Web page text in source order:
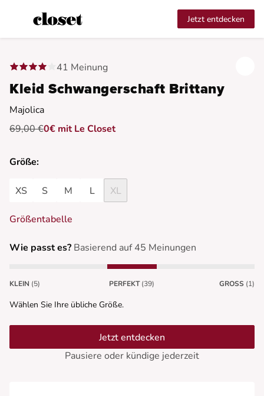
Jetzt entdecken
41 Meinung
Kleid Schwangerschaft Brittany
Majolica
69,00 €0€ mit Le Closet
Größe:
XS S M L XL
Größentabelle
Wie passt es? Basierend auf 45 Meinungen
KLEIN (5) PERFEKT (39) GROSS (1)
Wählen Sie Ihre übliche Größe.
Jetzt entdecken
Pausiere oder kündige jederzeit